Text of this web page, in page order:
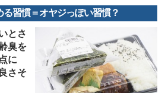
る習慣＝オヤジっぽい習慣？
とさ
臭を
に
さそ